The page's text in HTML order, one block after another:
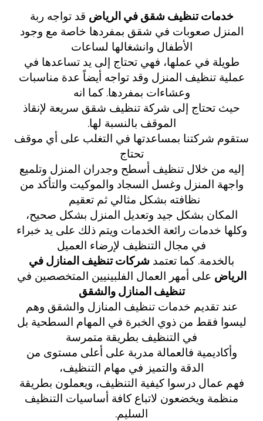
خدمات تنظيف شقق في الرياض قد تواجه ربة
المنزل صعوبات في شقق بمفردها خاصة مع وجود
الأطفال وانشغالها لساعات
طويلة في عملها، فهي تحتاج إلى يد تساعدها في
عملية تنظيف المنزل وقد تواجه أيضاً عدة مناسبات
وعشاءات بمفردها. كما انه
حيث تحتاج إلى شركة تنظيف شقق سريعة لإنقاذ
الموقف بالنسبة لها.
ستقوم شركتنا بمساعدتها في التغلب على أي موقف
تحتاج
إليه من خلال تنظيف أسطح وجدران المنزل وتلميع
واجهة المنزل وغسل السجاد والموكيت والتأكد من
نظافته بشكل مثالي ثم تعقيم
المكان بشكل جيد وتعديل المنزل بشكل صحيح،
وكلها خدمات رائعة الخدمات ويتم ذلك على يد خبراء
في مجال التنظيف لإرضاء العميل
بالخدمة. كما تعتمد شركات تنظيف المنازل في
الرياض على أمهر العمال الفلبينيين المتخصصين في
تنظيف المنازل والشقق
عند تقديم خدمات تنظيف المنازل والشقق وهم
ليسوا فقط من ذوي الخبرة في المهام السطحية بل
في التنظيف بطريقة متمرسة
وأكاديمية فالعمالة مدربة على أعلى مستوى من
الدقة والتميز في مهام التنظيف،
فهم عمال درسوا كيفية التنظيف، ويعملون بطريقة
منظمة ويخضعون لاتباع كافة أساسيات التنظيف
السليم.